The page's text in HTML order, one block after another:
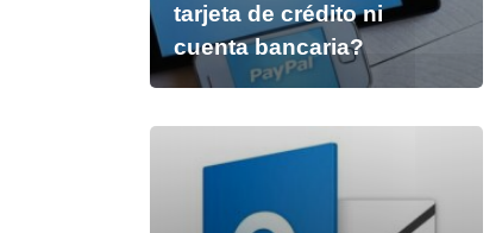
tarjeta de crédito ni
cuenta bancaria?